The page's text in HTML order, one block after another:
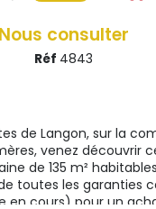
Nous consulter
Réf 4843
de Langon, sur la
venez découvrir
de 135 m²
toutes les garanties
en cours) pour un